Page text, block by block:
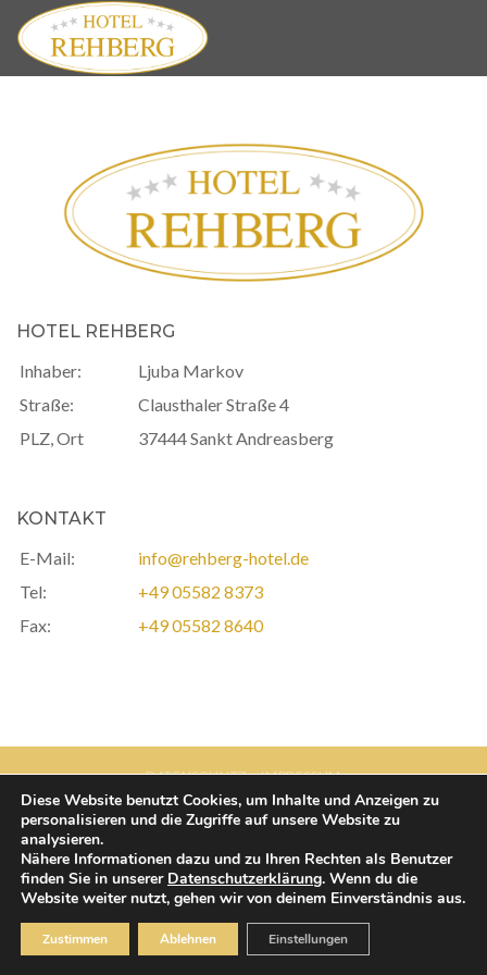
content
HOTEL REHBERG
Inhaber:
Ljuba Markov
Straße:
Clausthaler Straße 4
PLZ, Ort
37444 Sankt Andreasberg
KONTAKT
E-Mail:
info@rehberg-hotel.de
Tel:
+49 05582 8373
Fax:
+49 05582 8640
DATENSCHUTZ IMPRESSUM
Designed by www.wimeta.de
Diese Website benutzt Cookies, um Inhalte und Anzeigen zu
personalisieren und die Zugriffe auf unsere Website zu
analysieren.
Nähere Informationen dazu und zu Ihren Rechten als Benutzer
finden Sie in unserer Datenschutzerklärung. Wenn du die
Website weiter nutzt, gehen wir von deinem Einverständnis aus.
Zustimmen Ablehnen Einstellungen